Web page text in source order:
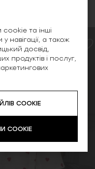
NEW
та інші
навігації, а також
досвід,
продуктів і послуг,
COOKIE
COOKIE